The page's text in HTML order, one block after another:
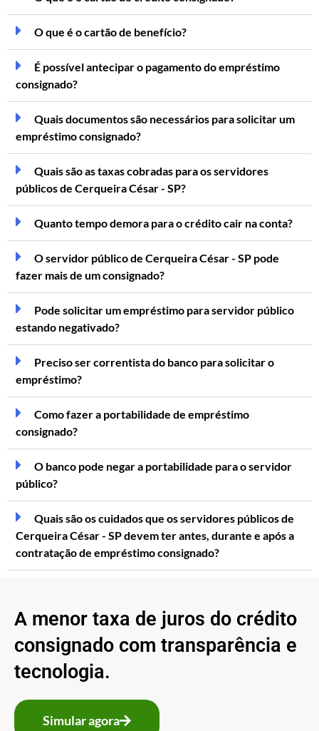
O que é o cartão de benefício?
É possível antecipar o pagamento do empréstimo
consignado?
Quais documentos são necessários para solicitar um
empréstimo consignado?
Quais são as taxas cobradas para os servidores
públicos de Cerqueira César - SP?
Quanto tempo demora para o crédito cair na conta?
O servidor público de Cerqueira César - SP pode
fazer mais de um consignado?
Pode solicitar um empréstimo para servidor público
estando negativado?
Preciso ser correntista do banco para solicitar o
empréstimo?
Como fazer a portabilidade de empréstimo
consignado?
O banco pode negar a portabilidade para o servidor
público?
Quais são os cuidados que os servidores públicos de
Cerqueira César - SP devem ter antes, durante e após a
contratação de empréstimo consignado?
A menor taxa de juros do crédito
consignado com transparência e
tecnologia.
Simular agora